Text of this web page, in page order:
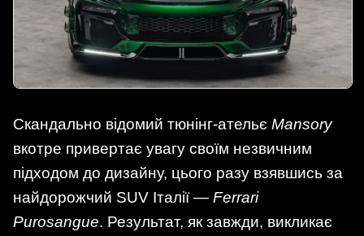
Скандально відомий тюнінг-ательє Mansory
вкотре привертає увагу своїм незвичним
підходом до дизайну, цього разу взявшись за
найдорожчий SUV Італії — Ferrari
Purosangue. Результат, як завжди, викликає